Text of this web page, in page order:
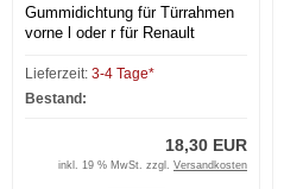
Gummidichtung für Türrahmen
vorne l oder r für Renault
Lieferzeit: 3-4 Tage*
Bestand:
18,30 EUR
inkl. 19 % MwSt. zzgl. Versandkosten